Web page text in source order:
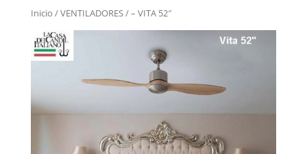
Inicio /VENTILADORES/ – VITA 52″